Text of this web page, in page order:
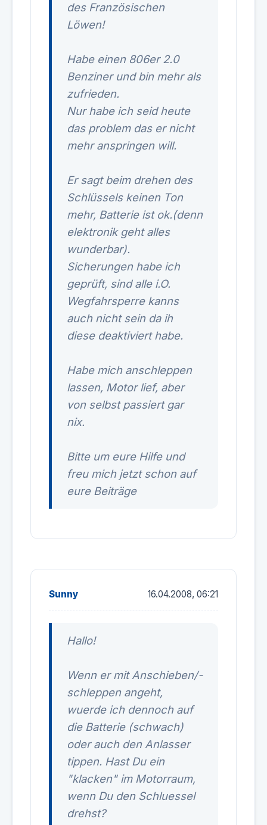
des Französischen
Löwen!
Habe einen 806er 2.0
Benziner und bin mehr als
zufrieden.
Nur habe ich seid heute
das problem das er nicht
mehr anspringen will.
Er sagt beim drehen des
Schlüssels keinen Ton
mehr, Batterie ist ok.(denn
elektronik geht alles
wunderbar).
Sicherungen habe ich
geprüft, sind alle i.O.
Wegfahrsperre kanns
auch nicht sein da ih
diese deaktiviert habe.
Habe mich anschleppen
lassen, Motor lief, aber
von selbst passiert gar
nix.
Bitte um eure Hilfe und
freu mich jetzt schon auf
eure Beiträge
Sunny 16.04.2008, 06:21
Hallo!
Wenn er mit Anschieben/-
schleppen angeht,
wuerde ich dennoch auf
die Batterie (schwach)
oder auch den Anlasser
tippen. Hast Du ein
"klacken" im Motorraum,
wenn Du den Schluessel
drehst?